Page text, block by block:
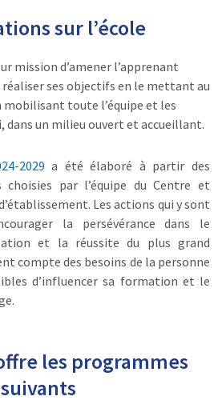
sur l’école
mission d’amener l’apprenant
réaliser ses objectifs en le mettant au
toute l’équipe et les
dans un milieu ouvert et accueillant.
2029 a été élaboré à partir des
choisies par l’équipe du Centre et
Les actions qui y sont
la persévérance dans le
et la réussite du plus grand
compte des besoins de la personne
d’influencer sa formation et le
les programmes
suivants